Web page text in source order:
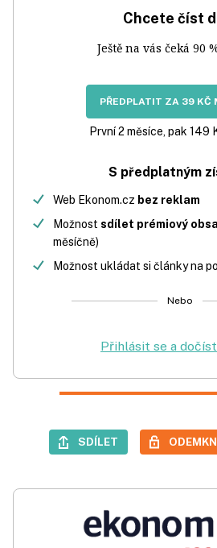
Chcete číst
Ještě na vás čeká 90
PŘEDPLATIT ZA 39 KČ
První 2 měsíce, pak 149
S předplatným
Web Ekonom.cz bez reklam
Možnost sdílet prémiový
měsíčně)
Možnost ukládat si články na
Nebo
Přihlásit se a
SDÍLET